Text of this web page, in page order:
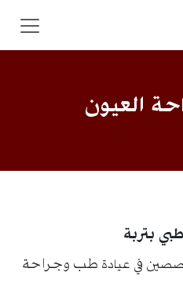
العيون
بتربة
في عيادة طب وجراحة